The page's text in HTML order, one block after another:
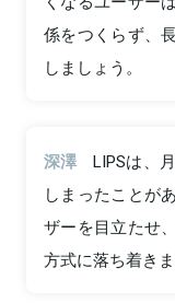
係をつくらず、
しましょう。
深澤
LIPSは、
しまったことが
ザーを目立たせ
方式に落ち着きま